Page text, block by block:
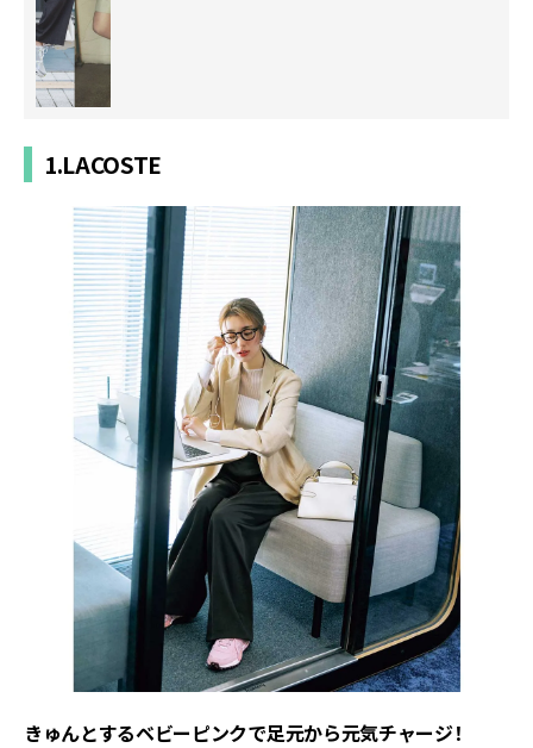
1.LACOSTE
きゅんとするベビーピンクで足元から元気チャージ！